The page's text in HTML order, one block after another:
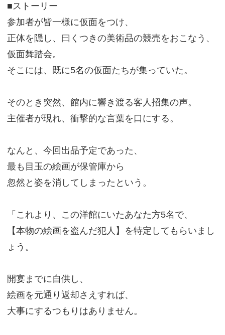
■ストーリー
参加者が皆一様に仮面をつけ、
正体を隠し、曰くつきの美術品の競売をおこなう、
仮面舞踏会。
そこには、既に5名の仮面たちが集っていた。
そのとき突然、館内に響き渡る客人招集の声。
主催者が現れ、衝撃的な言葉を口にする。
なんと、今回出品予定であった、
最も目玉の絵画が保管庫から
忽然と姿を消してしまったという。
「これより、この洋館にいたあなた方5名で、
【本物の絵画を盗んだ犯人】を特定してもらいまし
ょう。
開宴までに自供し、
絵画を元通り返却さえすれば、
大事にするつもりはありません。